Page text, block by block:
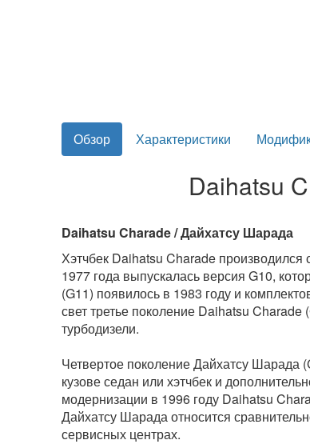
Обзор Характеристики
Daihatsu
Daihatsu Charade / Дайхатсу Шарада
Хэтчбек Daihatsu Charade
1977 года выпускалась версия G10,
(G11) появилось в 1983 году и
свет третье поколение Daihatsu Charade
турбодизели.
Четвертое поколение Дайхатсу Шарада
кузове седан или хэтчбек и
модернизации в 1996 году Daihatsu
Дайхатсу Шарада относится
сервисных центрах.